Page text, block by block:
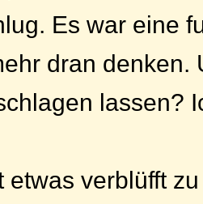
Es war eine
dran denken.
lassen?
etwas verblüfft